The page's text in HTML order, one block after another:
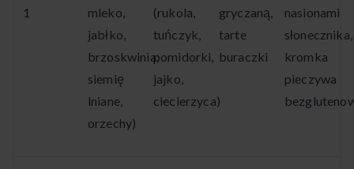
1
mleko,
jabłko,
brzoskwinia,
siemię
lniane,
orzechy)
(rukola,
tuńczyk,
pomidorki,
jajko,
ciecierzyca)
gryczaną,
tarte
buraczki
nasionami
słonecznika,
kromka
pieczywa